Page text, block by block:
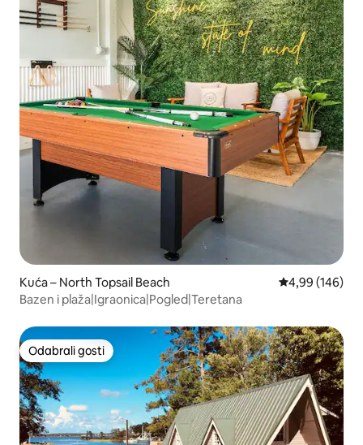
Kuća – North Topsail Beach Prosječna
4,99 (146)
Bazen i plaža|Igraonica|Pogled|Teretana
Odabrali gosti
Odabrali gosti